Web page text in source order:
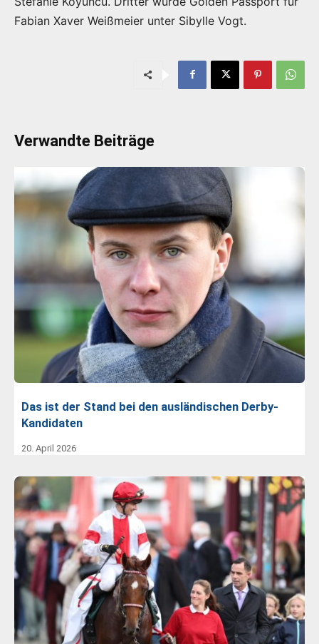
Fabian Xaver Weißmeier unter Sibylle Vogt.
Verwandte Beiträge
Das ist der Stand bei den ausländischen Derby-
Kandidaten
20. April 2026